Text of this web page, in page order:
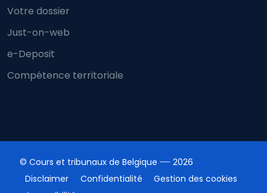
Votre dossier
Just-on-web
e-Deposit
Compétence territoriale
© Cours et tribunaux de Belgique
2026
Disclaimer
Confidentialité
Gestion des cookies